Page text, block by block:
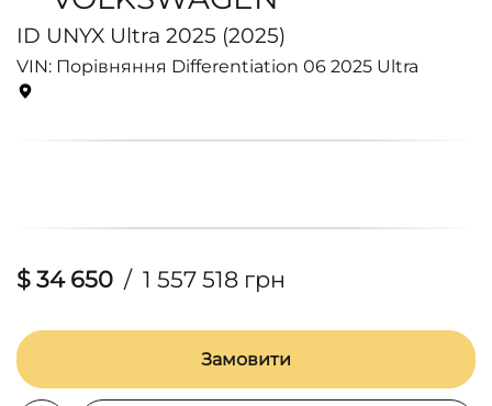
ID UNYX Ultra 2025 (2025)
VIN: Порівняння Differentiation 06 2025 Ultra
$ 34 650 / 1 557 518 грн
Замовити